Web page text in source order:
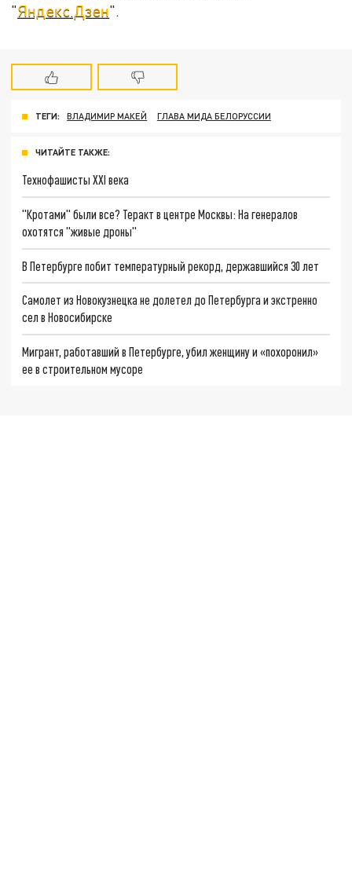
"Яндекс.Дзен".
ТЕГИ: ВЛАДИМИР МАКЕЙ ГЛАВА МИДА БЕЛОРУССИИ
ЧИТАЙТЕ ТАКЖЕ:
Технофашисты XXI века
"Кротами" были все? Теракт в центре Москвы: На генералов
охотятся "живые дроны"
В Петербурге побит температурный рекорд, державшийся 30 лет
Самолет из Новокузнецка не долетел до Петербурга и экстренно
сел в Новосибирске
Мигрант, работавший в Петербурге, убил женщину и «похоронил»
ее в строительном мусоре